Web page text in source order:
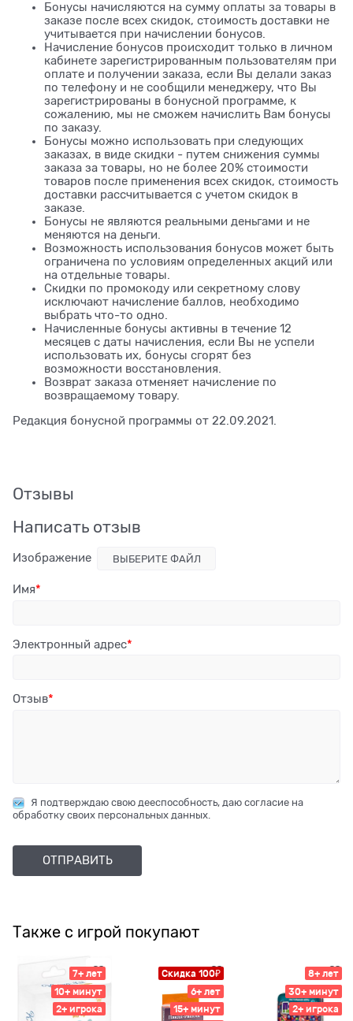
Бонусы начисляются на сумму оплаты за товары в
заказе после всех скидок, стоимость доставки не
учитывается при начислении бонусов.
Начисление бонусов происходит только в личном
кабинете зарегистрированным пользователям при
оплате и получении заказа, если Вы делали заказ
по телефону и не сообщили менеджеру, что Вы
зарегистрированы в бонусной программе, к
сожалению, мы не сможем начислить Вам бонусы
по заказу.
Бонусы можно использовать при следующих
заказах, в виде скидки - путем снижения суммы
заказа за товары, но не более 20% стоимости
товаров после применения всех скидок, стоимость
доставки рассчитывается с учетом скидок в
заказе.
Бонусы не являются реальными деньгами и не
меняются на деньги.
Возможность использования бонусов может быть
ограничена по условиям определенных акций или
на отдельные товары.
Скидки по промокоду или секретному слову
исключают начисление баллов, необходимо
выбрать что-то одно.
Начисленные бонусы активны в течение 12
месяцев с даты начисления, если Вы не успели
использовать их, бонусы сгорят без
возможности восстановления.
Возврат заказа отменяет начисление по
возвращаемому товару.
Редакция бонусной программы от 22.09.2021.
Отзывы
Написать отзыв
Изображение ВЫБЕРИТЕ ФАЙЛ
Имя
Электронный адрес
Отзыв
Я подтверждаю свою дееспособность, даю согласие на
обработку своих персональных данных.
Также с игрой покупают
7+ лет
10+ минут
2+ игрока
Скидка 100₽
6+ лет
15+ минут
8+ лет
30+ минут
2+ игрока